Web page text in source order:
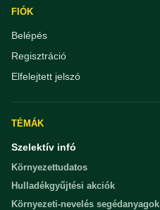
FIÓK
Belépés
Regisztráció
Elfelejtett jelszó
TÉMÁK
Szelektív infó
Környezettudatos
Hulladékgyűjtési akciók
Környezeti-nevelés segédanyagok